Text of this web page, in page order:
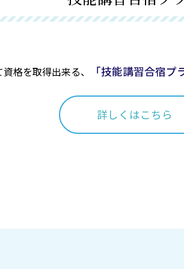
格を取得出来る、 「技能講習合宿プ
詳しくはこちら